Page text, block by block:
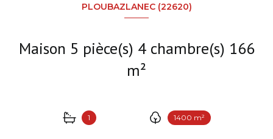
PLOUBAZLANEC (22620)
Maison 5 pièce(s) 4 chambre(s) 166
m²
1 1400 m²